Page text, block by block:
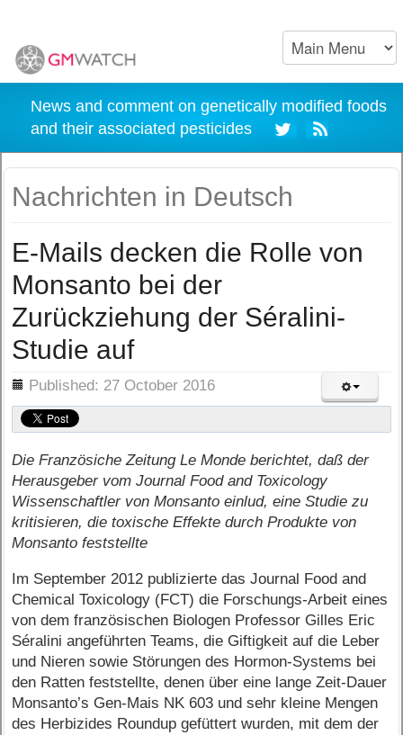
News and comment on genetically modified foods
and their associated pesticides
Nachrichten in Deutsch
E-Mails decken die Rolle von
Monsanto bei der
Zurückziehung der Séralini-
Studie auf
Published: 27 October 2016
Die Französiche Zeitung Le Monde berichtet, daß der
Herausgeber vom Journal Food and Toxicology
Wissenschaftler von Monsanto einlud, eine Studie zu
kritisieren, die toxische Effekte durch Produkte von
Monsanto feststellte
Im September 2012 publizierte das Journal Food and
Chemical Toxicology (FCT) die Forschungs-Arbeit eines
von dem französischen Biologen Professor Gilles Eric
Séralini angeführten Teams, die Giftigkeit auf die Leber
und Nieren sowie Störungen des Hormon-Systems bei
den Ratten feststellte, denen über eine lange Zeit-Dauer
Monsanto’s Gen-Mais NK 603 und sehr kleine Mengen
des Herbizides Roundup gefüttert wurden, mit dem der